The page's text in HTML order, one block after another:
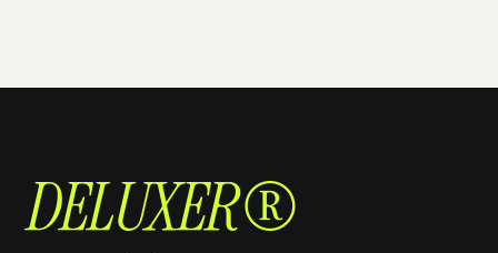
DELUXER®